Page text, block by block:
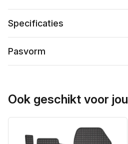
Specificaties
Pasvorm
Ook geschikt voor